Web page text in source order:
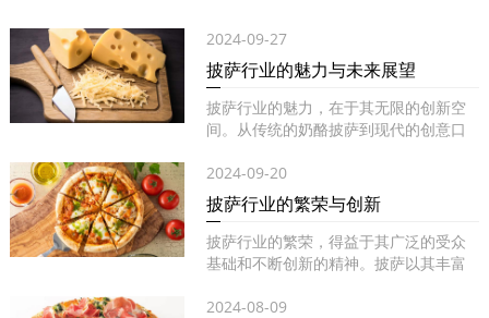
2024-09-27
披萨行业的魅力与未来展望
披萨行业的魅力，在于其无限的创新空
间。从传统的奶酪披萨到现代的创意口
2024-09-20
披萨行业的繁荣与创新
披萨行业的繁荣，得益于其广泛的受众
基础和不断创新的精神。披萨以其丰富
2024-08-09